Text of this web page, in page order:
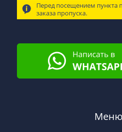
Перед посещением пункта
заказа пропуска.
Меню